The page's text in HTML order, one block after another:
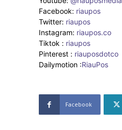
Facebook: riaupos
Twitter: riaupos
Instagram: riaupos.co
Tiktok : riaupos
Pinterest : riauposdotco
Dailymotion :RiauPos
Facebook